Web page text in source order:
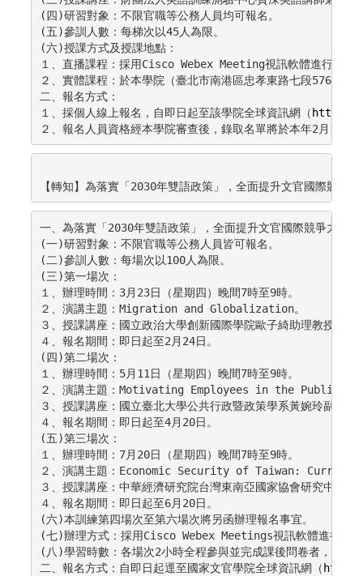
(四)研習對象：不限官職等公務人員均可報名。
(五)參訓人數：每梯次以45人為限。
(六)授課方式及授課地點：
１、直播課程：採用Cisco Webex Meeting視訊軟體進行線上
２、實體課程：於本學院（臺北市南港區忠孝東路七段576號）
二、報名方式：
１、採個人線上報名，自即日起至該學院全球資訊網（https://
２、報名人員資格經本學院審查後，錄取名單將於本年2月17
【轉知】為落實「2030年雙語政策」，全面提升文官國際競爭
一、為落實「2030年雙語政策」，全面提升文官國際競爭力，
(一)研習對象：不限官職等公務人員皆可報名。
(二)參訓人數：每場次以100人為限。
(三)第一場次：
１、辦理時間：3月23日（星期四）晚間7時至9時。
２、演講主題：Migration and Globalization。
３、授課講座：國立政治大學創新國際學院歐子綺助理教授。
４、報名期間：即日起至2月24日。
(四)第二場次：
１、辦理時間：5月11日（星期四）晚間7時至9時。
２、演講主題：Motivating Employees in the
３、授課講座：國立臺北大學公共行政暨政策學系黃婉玲副教授
４、報名期間：即日起至4月20日。
(五)第三場次：
１、辦理時間：7月20日（星期四）晚間7時至9時。
２、演講主題：Economic Security of Taiwan:
３、授課講座：中華經濟研究院台灣東南亞國家協會研究中心徐
４、報名期間：即日起至6月20日。
(六)本訓練第四場次至第六場次將另函辦理報名事宜。
(七)辦理方式：採用Cisco Webex Meetings視訊軟體進行線上
(八)學習時數：各場次2小時全程參與並完成課後問卷者，發給
二、報名方式：自即日起逕至國家文官學院全球資訊網（